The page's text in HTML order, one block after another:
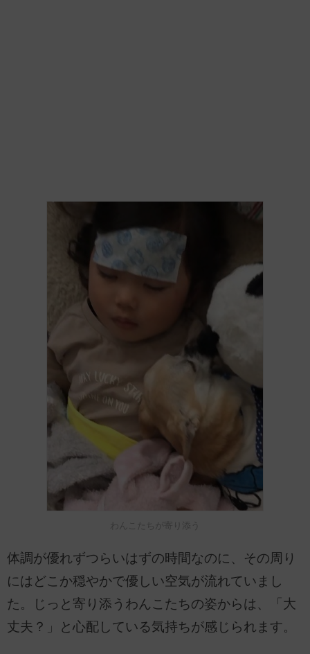
わんこたちが寄り添う
体調が優れずつらいはずの時間なのに、その周り
にはどこか穏やかで優しい空気が流れていまし
た。じっと寄り添うわんこたちの姿からは、「大
丈夫？」と心配している気持ちが感じられます。